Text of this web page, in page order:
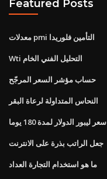
Featured Posts
معدلات pmi التأمين فلوريدا
Wti التحليل الفني الخام
حساب مؤشر السعر المرجّح
النحاس المتداولة لرعاة البقر
سعر ليبور الدولار لمدة 180 يوما
جعل الراتب بذرة على الانترنت
ما هو استخدام التجارة العداد